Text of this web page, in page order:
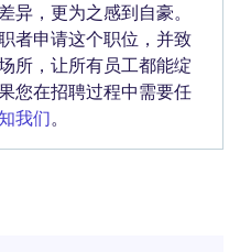
异，更为之感到自豪。
者申请这个职位，并致
所，让所有员工都能绽
您在招聘过程中需要任
我们。